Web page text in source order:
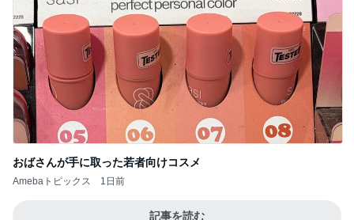
おばさんが手に取った若者向けコスメ
Amebaトピックス 1日前
記事を読む